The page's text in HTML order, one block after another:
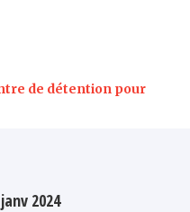
de détention pour
janv 2024